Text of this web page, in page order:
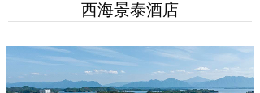
西海景泰酒店